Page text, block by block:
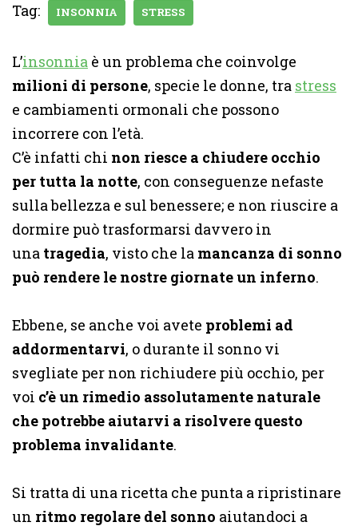
Tag: INSONNIA STRESS
L’insonnia è un problema che coinvolge
milioni di persone, specie le donne, tra stress
e cambiamenti ormonali che possono
incorrere con l’età.
C’è infatti chi non riesce a chiudere occhio
per tutta la notte, con conseguenze nefaste
sulla bellezza e sul benessere; e non riuscire a
dormire può trasformarsi davvero in
una tragedia, visto che la mancanza di sonno
può rendere le nostre giornate un inferno.
Ebbene, se anche voi avete problemi ad
addormentarvi, o durante il sonno vi
svegliate per non richiudere più occhio, per
voi c’è un rimedio assolutamente naturale
che potrebbe aiutarvi a risolvere questo
problema invalidante.
Si tratta di una ricetta che punta a ripristinare
un ritmo regolare del sonno aiutandoci a